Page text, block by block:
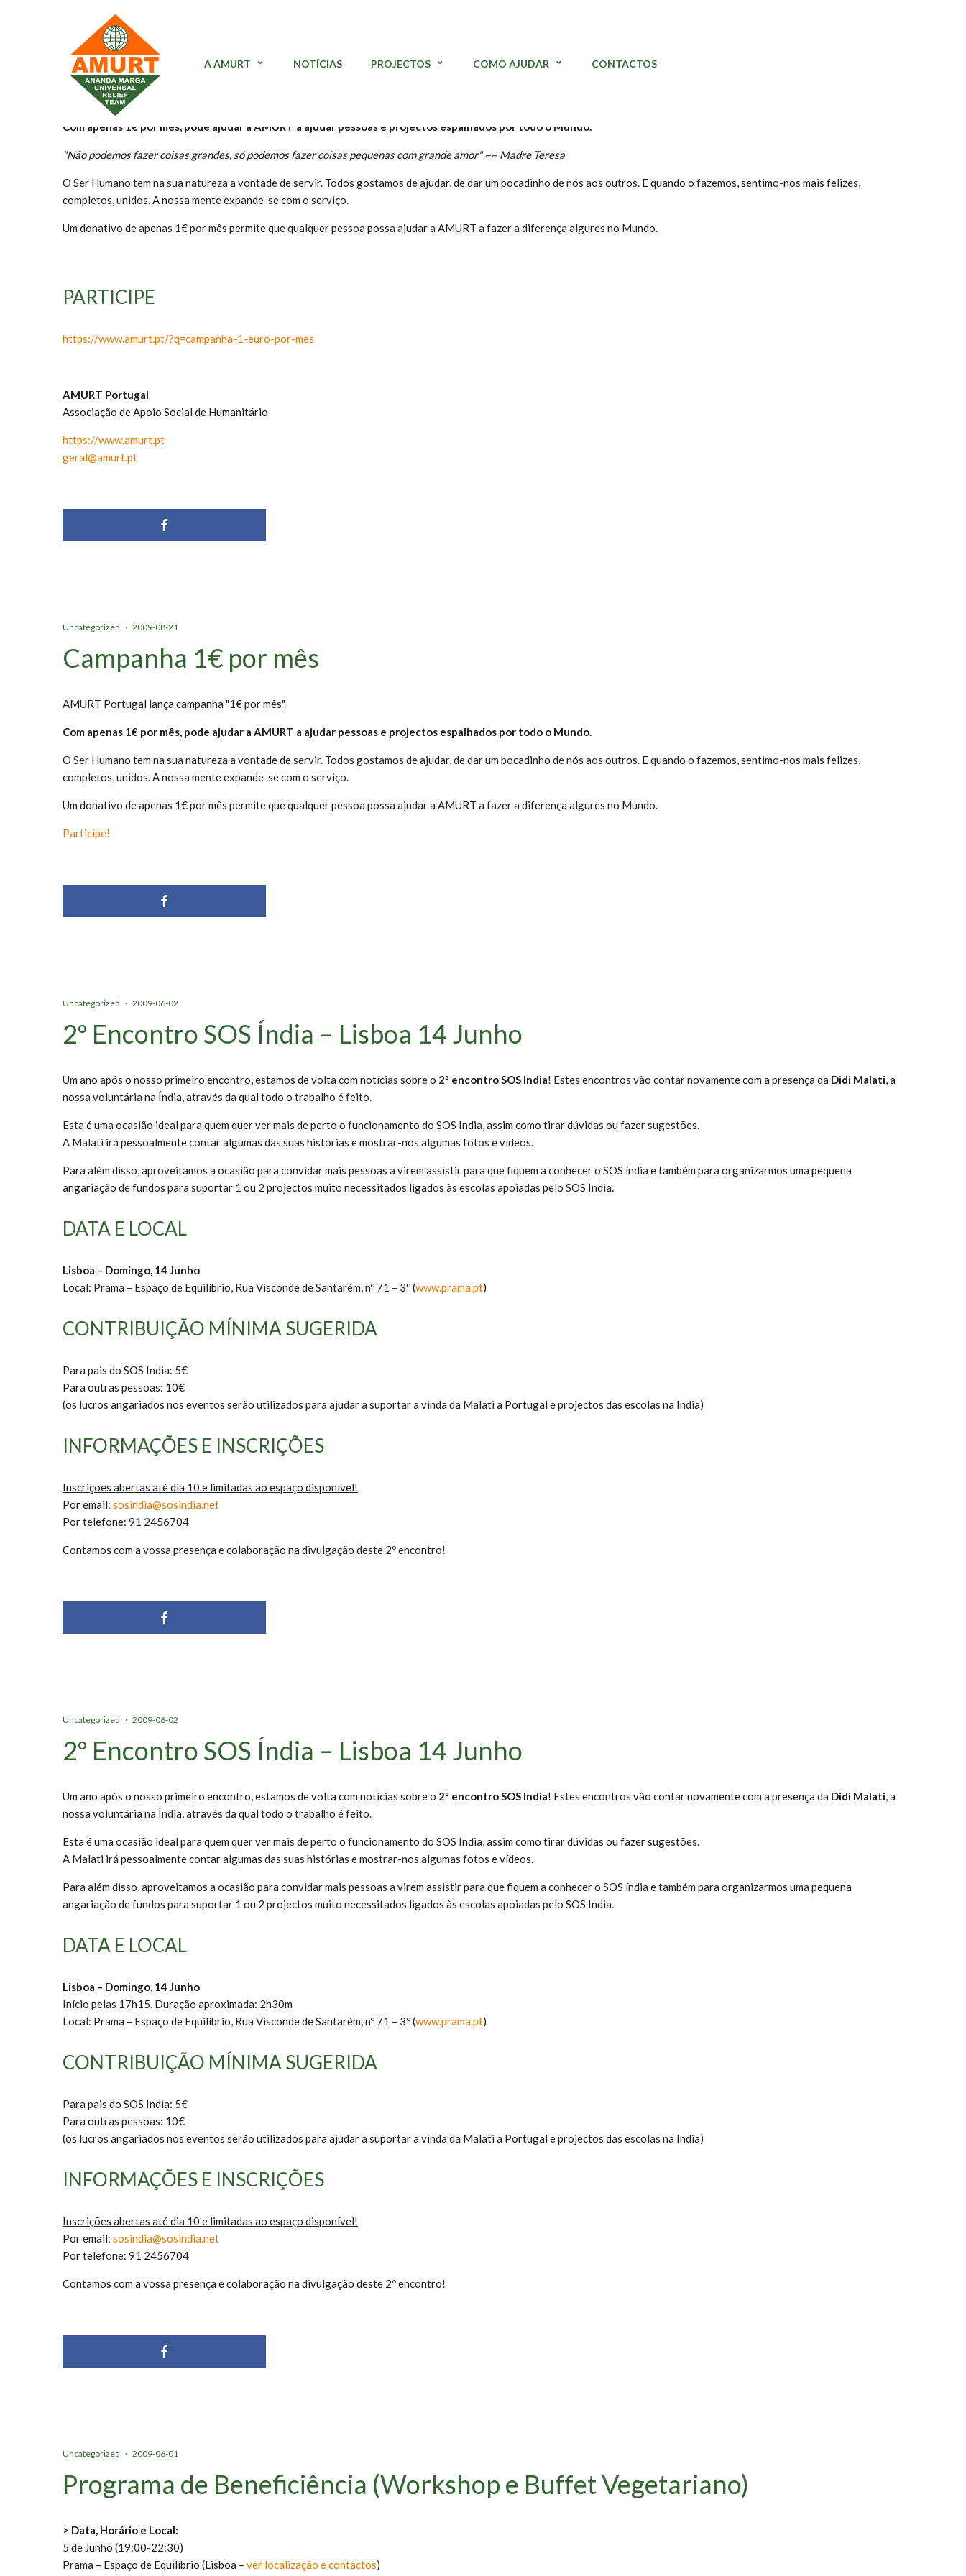
A AMURT NOTÍCIAS PROJECTOS COMO AJUDAR CONTACTOS
Uncategorized · 2009-08-21
Campanha 1€ por mês pelo Mundo
Com apenas 1€ por mês, pode ajudar a AMURT a ajudar pessoas e projectos espalhados por todo o Mundo.
"Não podemos fazer coisas grandes, só podemos fazer coisas pequenas com grande amor" ~~ Madre Teresa
O Ser Humano tem na sua natureza a vontade de servir. Todos gostamos de ajudar, de dar um bocadinho de nós aos outros. E quando o fazemos, sentimo-nos mais felizes,
completos, unidos. A nossa mente expande-se com o serviço.
Um donativo de apenas 1€ por mês permite que qualquer pessoa possa ajudar a AMURT a fazer a diferença algures no Mundo.
PARTICIPE
https://www.amurt.pt/?q=campanha-1-euro-por-mes
AMURT Portugal
Associação de Apoio Social de Humanitário
https://www.amurt.pt
geral@amurt.pt
Uncategorized · 2009-08-21
Campanha 1€ por mês
AMURT Portugal lança campanha "1€ por mês".
Com apenas 1€ por mês, pode ajudar a AMURT a ajudar pessoas e projectos espalhados por todo o Mundo.
O Ser Humano tem na sua natureza a vontade de servir. Todos gostamos de ajudar, de dar um bocadinho de nós aos outros. E quando o fazemos, sentimo-nos mais felizes,
completos, unidos. A nossa mente expande-se com o serviço.
Um donativo de apenas 1€ por mês permite que qualquer pessoa possa ajudar a AMURT a fazer a diferença algures no Mundo.
Participe!
Uncategorized · 2009-06-02
2º Encontro SOS Índia – Lisboa 14 Junho
Um ano após o nosso primeiro encontro, estamos de volta com notícias sobre o 2º encontro SOS India! Estes encontros vão contar novamente com a presença da Didi Malati, a
nossa voluntária na Índia, através da qual todo o trabalho é feito.
Esta é uma ocasião ideal para quem quer ver mais de perto o funcionamento do SOS India, assim como tirar dúvidas ou fazer sugestões.
A Malati irá pessoalmente contar algumas das suas histórias e mostrar-nos algumas fotos e vídeos.
Para além disso, aproveitamos a ocasião para convidar mais pessoas a virem assistir para que fiquem a conhecer o SOS índia e também para organizarmos uma pequena
angariação de fundos para suportar 1 ou 2 projectos muito necessitados ligados às escolas apoiadas pelo SOS India.
DATA E LOCAL
Lisboa – Domingo, 14 Junho
Local: Prama – Espaço de Equilíbrio, Rua Visconde de Santarém, nº 71 – 3º (www.prama.pt)
CONTRIBUIÇÃO MÍNIMA SUGERIDA
Para pais do SOS India: 5€
Para outras pessoas: 10€
(os lucros angariados nos eventos serão utilizados para ajudar a suportar a vinda da Malati a Portugal e projectos das escolas na India)
INFORMAÇÕES E INSCRIÇÕES
Inscrições abertas até dia 10 e limitadas ao espaço disponível!
Por email: sosindia@sosindia.net
Por telefone: 91 2456704
Contamos com a vossa presença e colaboração na divulgação deste 2º encontro!
Uncategorized · 2009-06-02
2º Encontro SOS Índia – Lisboa 14 Junho
Um ano após o nosso primeiro encontro, estamos de volta com notícias sobre o 2º encontro SOS India! Estes encontros vão contar novamente com a presença da Didi Malati, a
nossa voluntária na Índia, através da qual todo o trabalho é feito.
Esta é uma ocasião ideal para quem quer ver mais de perto o funcionamento do SOS India, assim como tirar dúvidas ou fazer sugestões.
A Malati irá pessoalmente contar algumas das suas histórias e mostrar-nos algumas fotos e vídeos.
Para além disso, aproveitamos a ocasião para convidar mais pessoas a virem assistir para que fiquem a conhecer o SOS índia e também para organizarmos uma pequena
angariação de fundos para suportar 1 ou 2 projectos muito necessitados ligados às escolas apoiadas pelo SOS India.
DATA E LOCAL
Lisboa – Domingo, 14 Junho
Início pelas 17h15. Duração aproximada: 2h30m
Local: Prama – Espaço de Equilíbrio, Rua Visconde de Santarém, nº 71 – 3º (www.prama.pt)
CONTRIBUIÇÃO MÍNIMA SUGERIDA
Para pais do SOS India: 5€
Para outras pessoas: 10€
(os lucros angariados nos eventos serão utilizados para ajudar a suportar a vinda da Malati a Portugal e projectos das escolas na India)
INFORMAÇÕES E INSCRIÇÕES
Inscrições abertas até dia 10 e limitadas ao espaço disponível!
Por email: sosindia@sosindia.net
Por telefone: 91 2456704
Contamos com a vossa presença e colaboração na divulgação deste 2º encontro!
Uncategorized · 2009-06-01
Programa de Beneficiência (Workshop e Buffet Vegetariano)
> Data, Horário e Local:
5 de Junho (19:00-22:30)
Prama – Espaço de Equilíbrio (Lisboa – ver localização e contactos)